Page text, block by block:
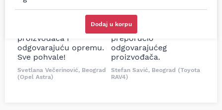
Dodaj u korpu
sam više puta auto
delove iz MD Auto. Uvek
dobra preporuka za
proizvođača i
odgovarajuću opremu.
Sve pohvale!
Svetlana Večerinović, Beograd
(Opel Astra)
potreban za moju
Tojotu, ali me je Miloš
podsetio, istražio i
preporučio
odgovarajućeg
proizvođača.
Stefan Savić, Beograd (Toyota
RAV4)